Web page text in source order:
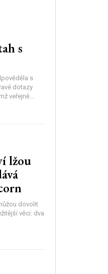
s
s
dotazy
veřejně...
lžou
dovolit
věci: dva